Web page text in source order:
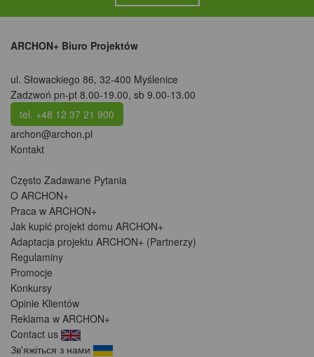
ARCHON+ Biuro Projektów
ul. Słowackiego 86, 32-400 Myślenice
Zadzwoń pn-pt 8.00-19.00, sb 9.00-13.00
tel. +48 12 37 21 900
archon@archon.pl
Kontakt
Często Zadawane Pytania
O ARCHON+
Praca w ARCHON+
Jak kupić projekt domu ARCHON+
Adaptacja projektu ARCHON+ (Partnerzy)
Regulaminy
Promocje
Konkursy
Opinie Klientów
Reklama w ARCHON+
Contact us
Зв'яжіться з нами